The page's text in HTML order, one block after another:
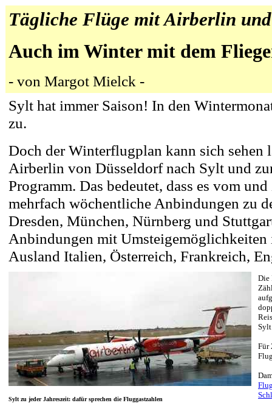
Tägliche Flüge mit Airberlin
Auch im Winter mit dem
- von Margot Mielck -
Sylt hat immer Saison! In den
zu.
Doch der Winterflugplan kann sich
Airberlin von Düsseldorf nach Sylt und
Programm. Das bedeutet, dass es vom
mehrfach wöchentliche Anbindungen zu
Dresden, München, Nürnberg und
Anbindungen mit
Ausland Italien, Österreich, Frankreich,
Sylt zu jeder Jahreszeit: dafür sprechen die Fluggastzahlen
Die
Für